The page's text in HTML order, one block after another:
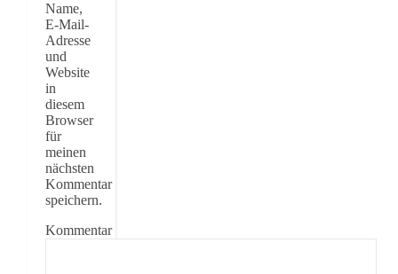
Name,
E-Mail-
Adresse
und
Website
in
diesem
Browser
für
meinen
nächsten
Kommentar
speichern.
Kommentar